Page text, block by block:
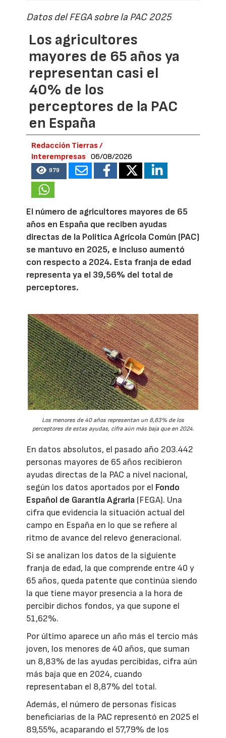
Datos del FEGA sobre la PAC 2025
Los agricultores
mayores de 65 años ya
representan casi el
40% de los
perceptores de la PAC
en España
Redacción Tierras /
Interempresas
06/08/2026
979
El número de agricultores mayores de 65
años en España que reciben ayudas
directas de la Política Agrícola Común (PAC)
se mantuvo en 2025, e incluso aumentó
con respecto a 2024. Esta franja de edad
representa ya el 39,56% del total de
perceptores.
Los menores de 40 años representan un 8,83% de los
perceptores de estas ayudas, cifra aún más baja que en 2024.
En datos absolutos, el pasado año 203.442
personas mayores de 65 años recibieron
ayudas directas de la PAC a nivel nacional,
según los datos aportados por el Fondo
Español de Garantía Agraria (FEGA). Una
cifra que evidencia la situación actual del
campo en España en lo que se refiere al
ritmo de avance del relevo generacional.
Si se analizan los datos de la siguiente
franja de edad, la que comprende entre 40 y
65 años, queda patente que continúa siendo
la que tiene mayor presencia a la hora de
percibir dichos fondos, ya que supone el
51,62%.
Por último aparece un año más el tercio más
joven, los menores de 40 años, que suman
un 8,83% de las ayudas percibidas, cifra aún
más baja que en 2024, cuando
representaban el 8,87% del total.
Además, el número de personas físicas
beneficiarias de la PAC representó en 2025 el
89,55%, acaparando el 57,79% de los